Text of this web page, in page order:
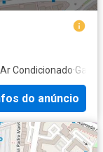
Ar Condicionado·
do anúncio